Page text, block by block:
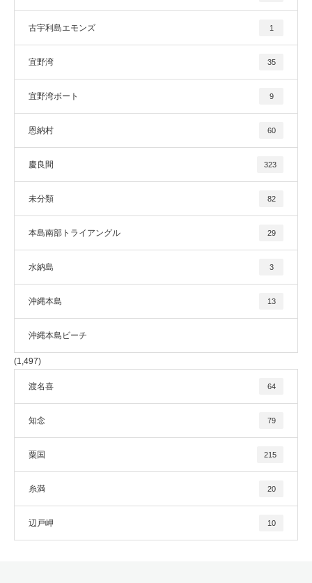
古宇利島エモンズ 1
宜野湾 35
宜野湾ボート 9
恩納村 60
慶良間 323
未分類 82
本島南部トライアングル 29
水納島 3
沖縄本島 13
沖縄本島ビーチ
(1,497)
渡名喜 64
知念 79
粟国 215
糸満 20
辺戸岬 10